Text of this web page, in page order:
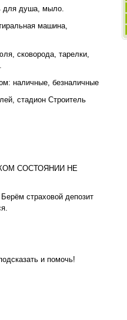
для душа, мыло.
машина,
сковорода, тарелки,
наличные, безналичные
стадион Строитель
СОСТОЯНИИ НЕ
страховой депозит
и помочь!